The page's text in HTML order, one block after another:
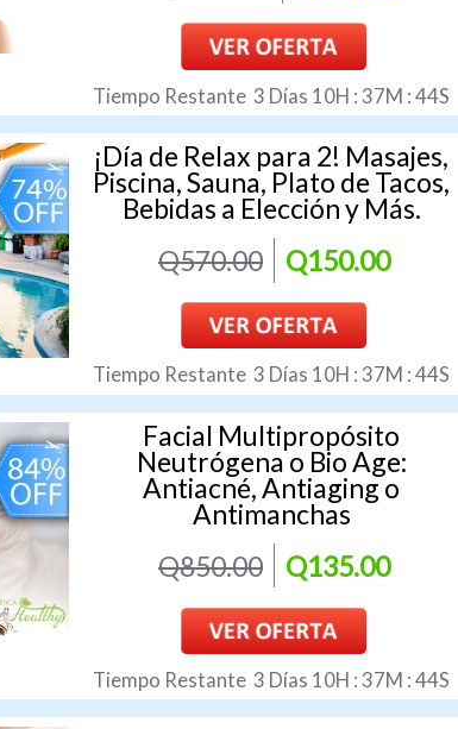
Tiempo Restante 3 Días 10H :37M :43S
¡Día de Relax para 2! Masajes,
Piscina, Sauna, Plato de Tacos,
Bebidas a Elección y Más.
Q570.00
Q150.00
Tiempo Restante 3 Días 10H :37M :43S
Facial Multipropósito
Neutrógena o Bio Age:
Antiacné, Antiaging o
Antimanchas
Q850.00
Q135.00
Tiempo Restante 3 Días 10H :37M :43S